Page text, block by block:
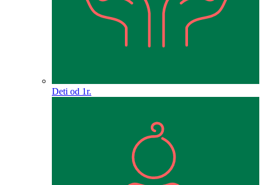
Deti od 1r.